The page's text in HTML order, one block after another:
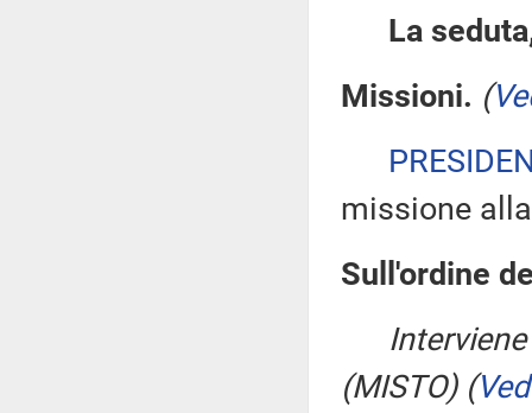
La
Missioni. (
missione
Sull'ordine
(MISTO) (